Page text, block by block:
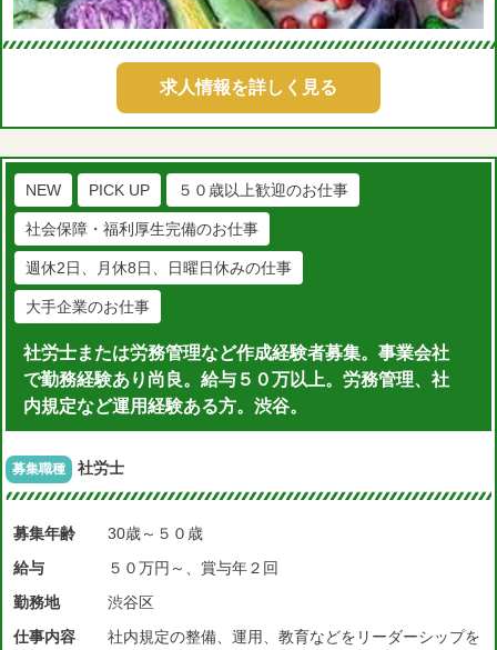
求人情報を詳しく見る
NEW PICK UP ５０歳以上歓迎のお仕事
社会保障・福利厚生完備のお仕事
週休2日、月休8日、日曜日休みの仕事
大手企業のお仕事
社労士または労務管理など作成経験者募集。事業会社
で勤務経験あり尚良。給与５０万以上。労務管理、社
内規定など運用経験ある方。渋谷。
募集職種 社労士
募集年齢
30歳～５０歳
給与
５０万円～、賞与年２回
勤務地
渋谷区
仕事内容
社内規定の整備、運用、教育などをリーダーシップを